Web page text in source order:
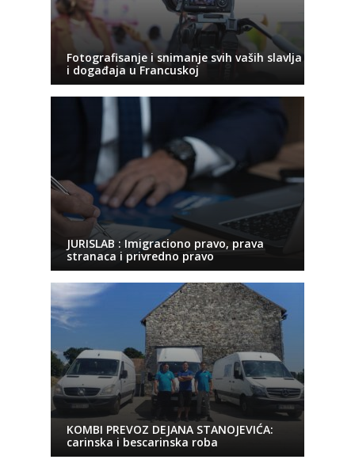
Fotografisanje i snimanje svih vaših slavlja
i događaja u Francuskoj
JURISLAB : Imigraciono pravo, prava
stranaca i privredno pravo
KOMBI PREVOZ DEJANA STANOJEVIĆA:
carinska i bescarinska roba